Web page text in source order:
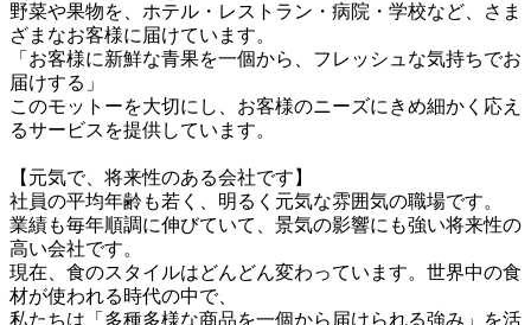
野菜や果物を、ホテル・レストラン・病院・学校など、さま
ざまなお客様に届けています。
「お客様に新鮮な青果を一個から、フレッシュな気持ちでお
届けする」
このモットーを大切にし、お客様のニーズにきめ細かく応え
るサービスを提供しています。
【元気で、将来性のある会社です】
社員の平均年齢も若く、明るく元気な雰囲気の職場です。
業績も毎年順調に伸びていて、景気の影響にも強い将来性の
高い会社です。
現在、食のスタイルはどんどん変わっています。世界中の食
材が使われる時代の中で、
私たちは「多種多様な商品を一個から届けられる強み」を活